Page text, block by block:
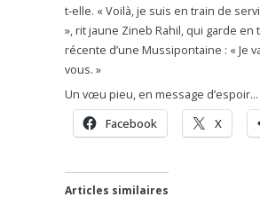
t-elle. « Voilà, je suis en train de
», rit jaune Zineb Rahil, qui garde
récente d’une Mussipontaine : « Je
vous. »
Un vœu pieu, en message d’espoir…
Facebook X
Articles similaires